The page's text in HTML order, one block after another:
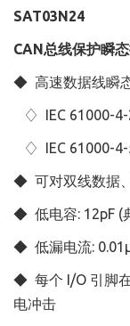
SAT03N24
CAN总线保护瞬
◆ 高速数据线瞬
♢ IEC 61000-4-
♢ IEC 61000-4-
◆ 可对双线数据
◆ 低电容: 12pF (
◆ 低漏电流:
◆ 每个 I/O 引脚
电冲击